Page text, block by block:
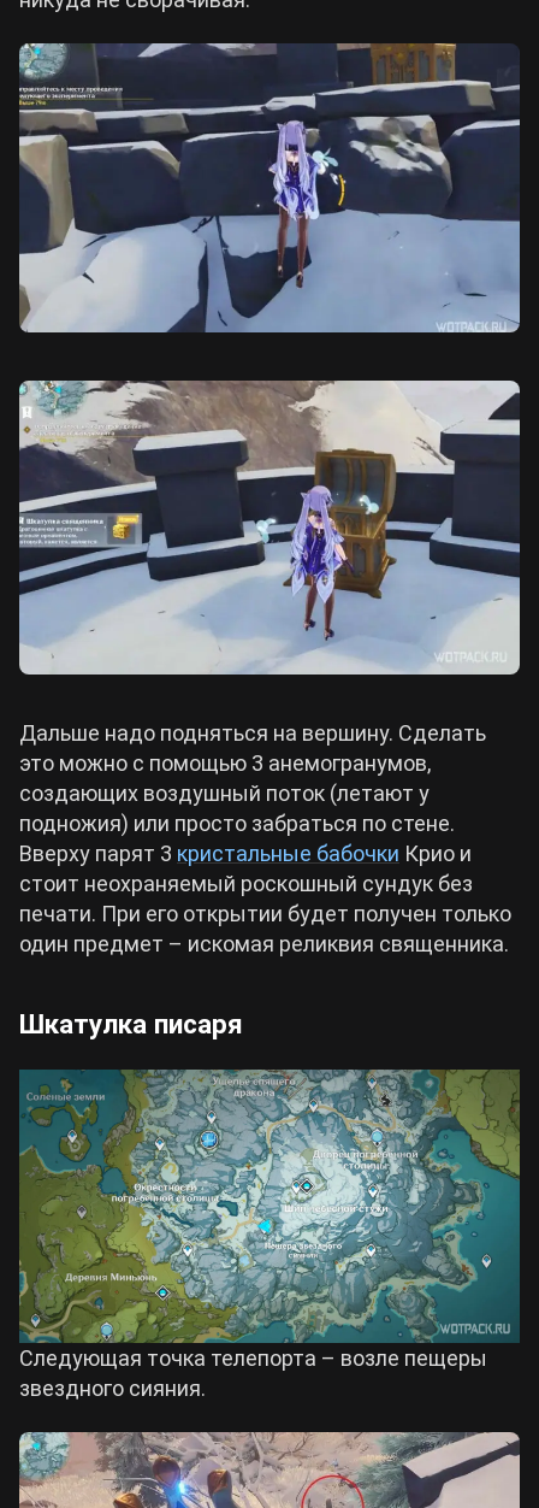
Дальше надо подняться на вершину. Сделать
это можно с помощью 3 анемогранумов,
создающих воздушный поток (летают у
подножия) или просто забраться по стене.
Вверху парят 3 кристальные бабочки Крио и
стоит неохраняемый роскошный сундук без
печати. При его открытии будет получен только
один предмет – искомая реликвия священника.
Шкатулка писаря
Следующая точка телепорта – возле пещеры
звездного сияния.